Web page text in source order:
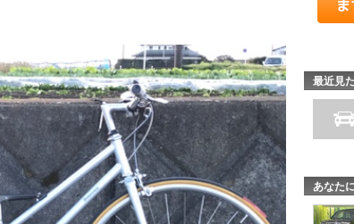
最近見
あなた